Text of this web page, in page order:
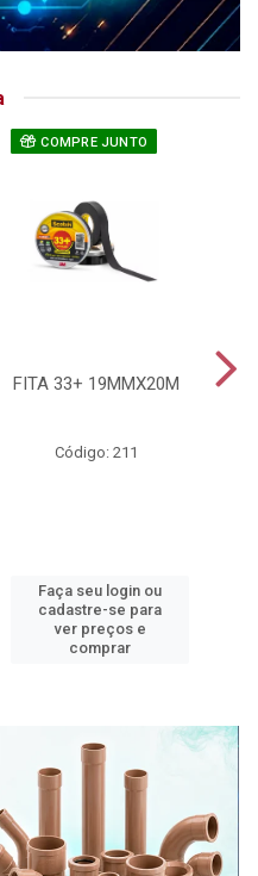
COMPRE JUNTO
FITA 33+ 19MMX20M
Código: 211
Faça seu login ou
cadastre-se para
ver preços e
comprar